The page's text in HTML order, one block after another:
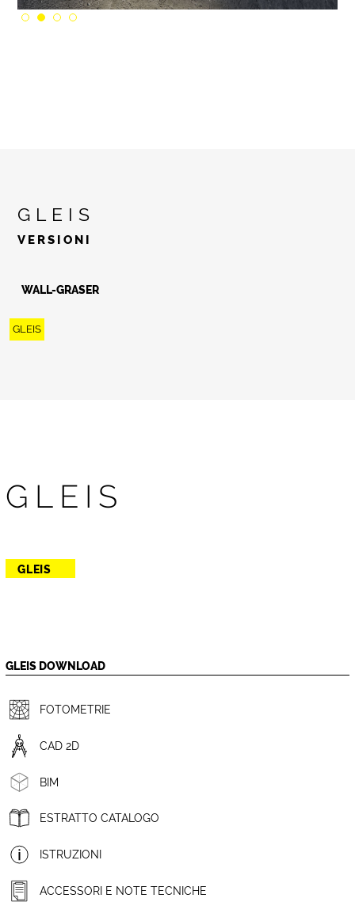
GLEIS
VERSIONI
WALL-GRASER
GLEIS
GLEIS
GLEIS
GLEIS DOWNLOAD
FOTOMETRIE
CAD 2D
BIM
ESTRATTO CATALOGO
ISTRUZIONI
ACCESSORI E NOTE TECNICHE